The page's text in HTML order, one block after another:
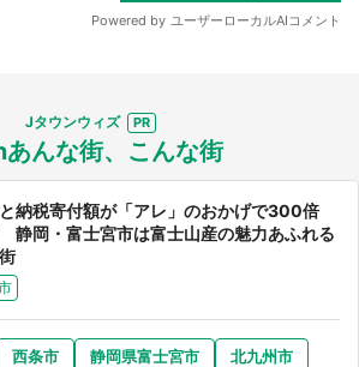
Jタウンウィズ
んな街、こんな街
納税寄付額が「アレ」のおかげで300倍
静岡・富士宮市は富士山産の魅力あふれる
西条市 静岡県富士宮市
北九州市